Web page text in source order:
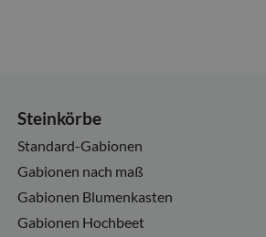
Steinkörbe
Standard-Gabionen
Gabionen nach maß
Gabionen Blumenkasten
Gabionen Hochbeet